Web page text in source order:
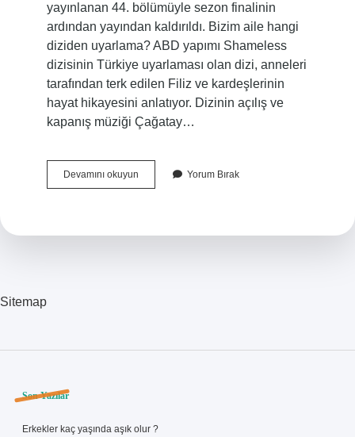
yayınlanan 44. bölümüyle sezon finalinin
ardından yayından kaldırıldı. Bizim aile hangi
diziden uyarlama? ABD yapımı Shameless
dizisinin Türkiye uyarlaması olan dizi, anneleri
tarafından terk edilen Filiz ve kardeşlerinin
hayat hikayesini anlatıyor. Dizinin açılış ve
kapanış müziği Çağatay…
Devamını okuyunMisafir
Dizisi
Yorum Bırak
Sitemap
Sidebar
Son Yazılar
Erkekler kaç yaşında aşık olur ?